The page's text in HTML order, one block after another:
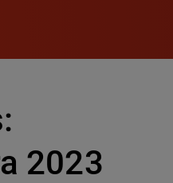
2023